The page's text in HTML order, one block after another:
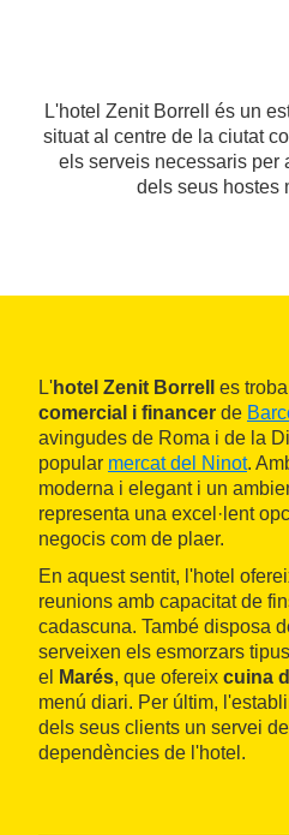
L'hotel Zenit Borrell és un
situat al centre de la ciutat
els serveis necessaris per
dels seus hostes
L'hotel Zenit Borrell es
comercial i financer de
avingudes de Roma i de la
popular mercat del Ninot.
moderna i elegant i un
representa una excel·lent
negocis com de plaer.
En aquest sentit, l'hotel
reunions amb capacitat de
cadascuna. També disposa
serveixen els esmorzars
el
Marés, que ofereix cuina
menú diari. Per últim,
dels seus clients un servei
dependències de l'hotel.